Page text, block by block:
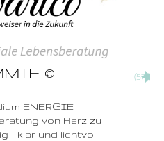
© (571)
ENERGIE
von Herz zu
- klar und lichtvoll -